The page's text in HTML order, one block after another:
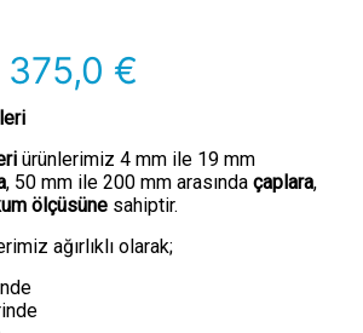
375,0 €
80,0 €
-
375,0 €
ürünlerimiz 4 mm ile 19 mm
, 50 mm ile 200 mm arasında çaplara,
ölçüsüne sahiptir.
ağırlıklı olarak;